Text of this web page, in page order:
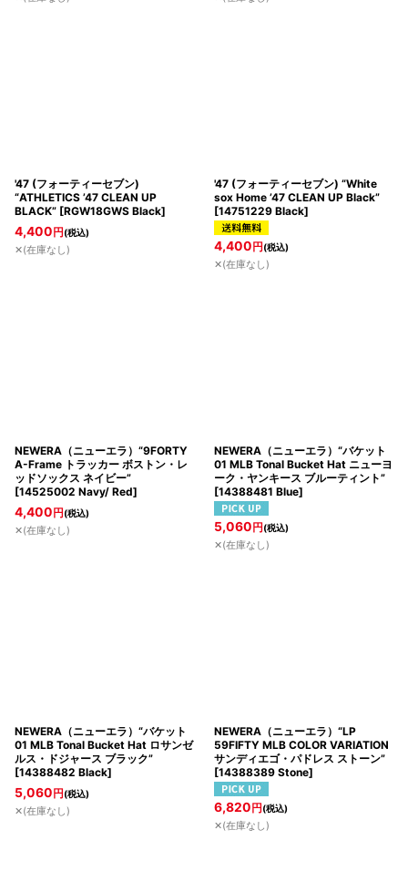
'47 (フォーティーセブン)
“ATHLETICS ’47 CLEAN UP
BLACK” [RGW18GWS Black]
4,400円(税込)
✕(在庫なし)
'47 (フォーティーセブン) “White
sox Home ’47 CLEAN UP Black”
[14751229 Black]
4,400円(税込)
✕(在庫なし)
NEWERA（ニューエラ）“9FORTY
A-Frame トラッカー ボストン・レ
ッドソックス ネイビー”
[14525002 Navy/ Red]
4,400円(税込)
✕(在庫なし)
NEWERA（ニューエラ）“バケット
01 MLB Tonal Bucket Hat ニューヨ
ーク・ヤンキース ブルーティント”
[14388481 Blue]
5,060円(税込)
✕(在庫なし)
NEWERA（ニューエラ）“バケット
01 MLB Tonal Bucket Hat ロサンゼ
ルス・ドジャース ブラック”
[14388482 Black]
5,060円(税込)
✕(在庫なし)
NEWERA（ニューエラ）“LP
59FIFTY MLB COLOR VARIATION
サンディエゴ・パドレス ストーン”
[14388389 Stone]
6,820円(税込)
✕(在庫なし)